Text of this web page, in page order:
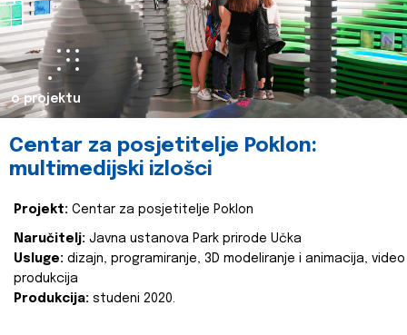
o projektu
Centar za posjetitelje Poklon:
multimedijski izlošci
Projekt: Centar za posjetitelje Poklon
Naručitelj: Javna ustanova Park prirode Učka
Usluge: dizajn, programiranje, 3D modeliranje i animacija, video
produkcija
Produkcija: studeni 2020.